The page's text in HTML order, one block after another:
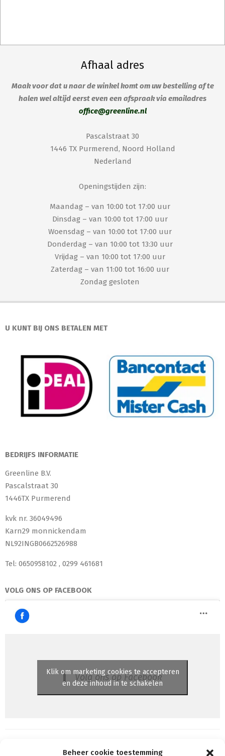
Beheer cookie toestemming
Afhaal adres
Maak voor dat u naar de winkel komt om uw bestelling af te
halen wel altijd eerst even een afspraak via emailadres
office@greenline.nl
Pascalstraat 30
1446 TX Purmerend, Noord Holland
Nederland
Openingstijden zijn:
Maandag – van 10:00 tot 17:00 uur
Dinsdag – van 10:00 tot 17:00 uur
Woensdag – van 10:00 tot 17:00 uur
Donderdag – van 10:00 tot 13:30 uur
Vrijdag – van 10:00 tot 17:00 uur
Zaterdag – van 11:00 tot 16:00 uur
Zondag gesloten
U KUNT BIJ ONS BETALEN MET
BEDRIJFS INFORMATIE
Greenline B.V.
Pascalstraat 30
1446TX Purmerend
kvk nr. 36049496
Karn29 monnickendam
NL92INGB0662526988
Tel: 0650958102 , 0299 461681
VOLG ONS OP FACEBOOK
Volg ons op Facebook
Klik om marketing cookies te accepteren
en deze inhoud in te schakelen